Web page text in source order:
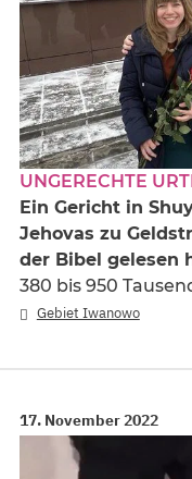
UNGERECHTE
Ein Gericht in
Jehovas zu
der Bibel gelesen
380 bis 950
Gebiet Iwanowo
17. November 2022